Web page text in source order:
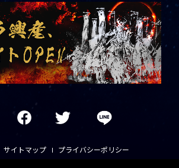
サイトマップ プライバシーポリシー